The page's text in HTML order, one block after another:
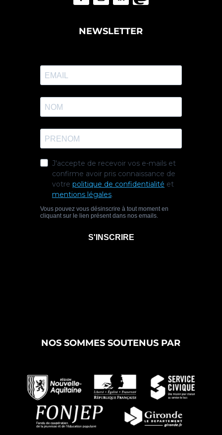
NEWSLETTER
NOS SOMMES SOUTENUS PAR